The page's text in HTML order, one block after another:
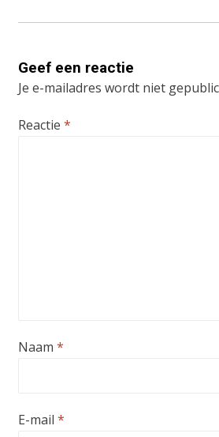
Geef een reactie
Je e-mailadres wordt niet
Reactie *
Naam *
E-mail *